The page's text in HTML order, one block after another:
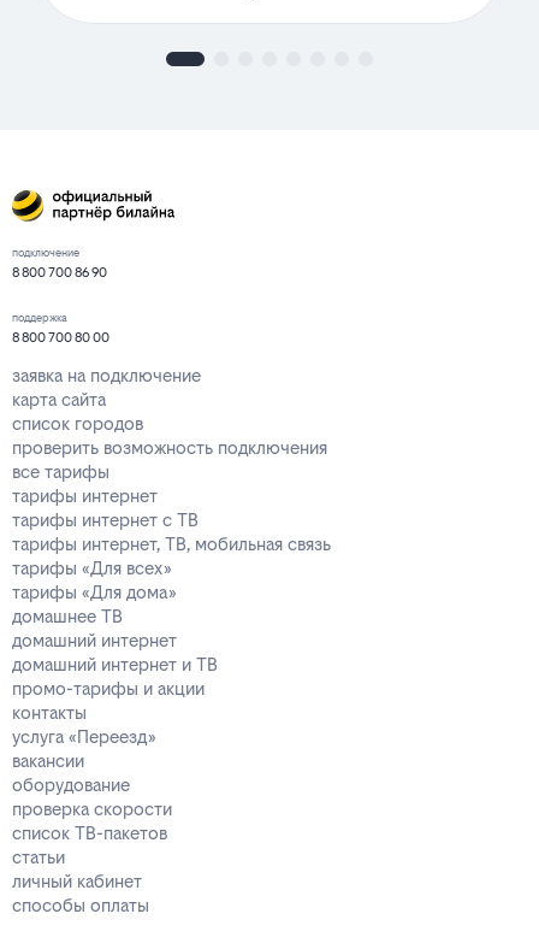
подключение
8 800 700 86 90
поддержка
8 800 700 80 00
заявка на подключение
карта сайта
список городов
проверить возможность подключения
все тарифы
тарифы интернет
тарифы интернет с ТВ
тарифы интернет, ТВ, мобильная связь
тарифы «Для всех»
тарифы «Для дома»
домашнее ТВ
домашний интернет
домашний интернет и ТВ
промо-тарифы и акции
контакты
услуга «Переезд»
вакансии
оборудование
проверка скорости
список ТВ-пакетов
статьи
личный кабинет
способы оплаты